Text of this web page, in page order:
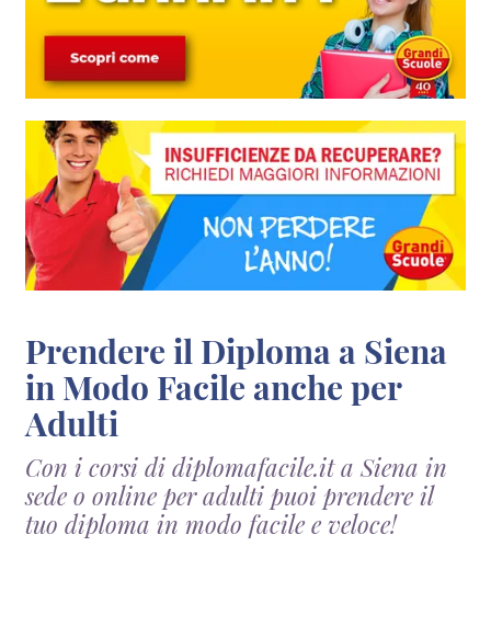
Prendere il Diploma a Siena
in Modo Facile anche per
Adulti
Con i corsi di diplomafacile.it a Siena in
sede o online per adulti puoi prendere il
tuo diploma in modo facile e veloce!